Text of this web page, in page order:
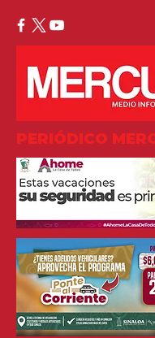
PERIÓDICO